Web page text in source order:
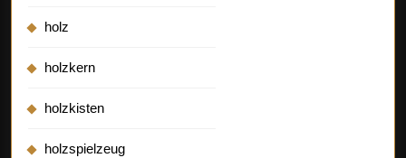
holz
holzkern
holzkisten
holzspielzeug